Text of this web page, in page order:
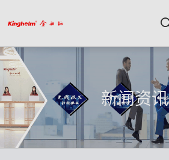
新闻资讯